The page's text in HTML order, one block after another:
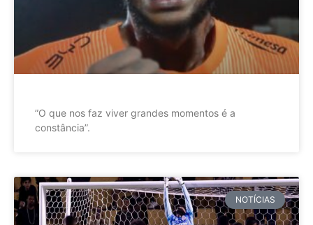
”O que nos faz viver grandes momentos é a
constância”.
NOTÍCIAS